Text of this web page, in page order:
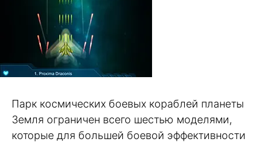
Парк космических боевых кораблей планеты
Земля ограничен всего шестью моделями,
которые для большей боевой эффективности